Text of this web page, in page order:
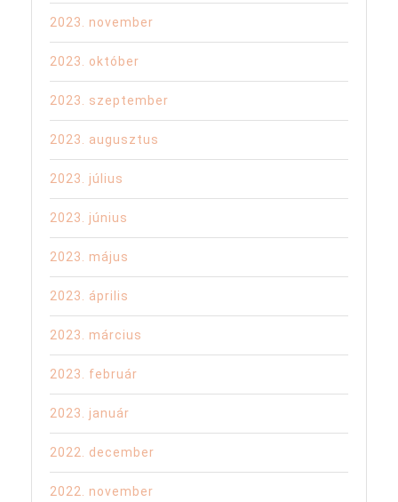
2023. november
2023. október
2023. szeptember
2023. augusztus
2023. július
2023. június
2023. május
2023. április
2023. március
2023. február
2023. január
2022. december
2022. november